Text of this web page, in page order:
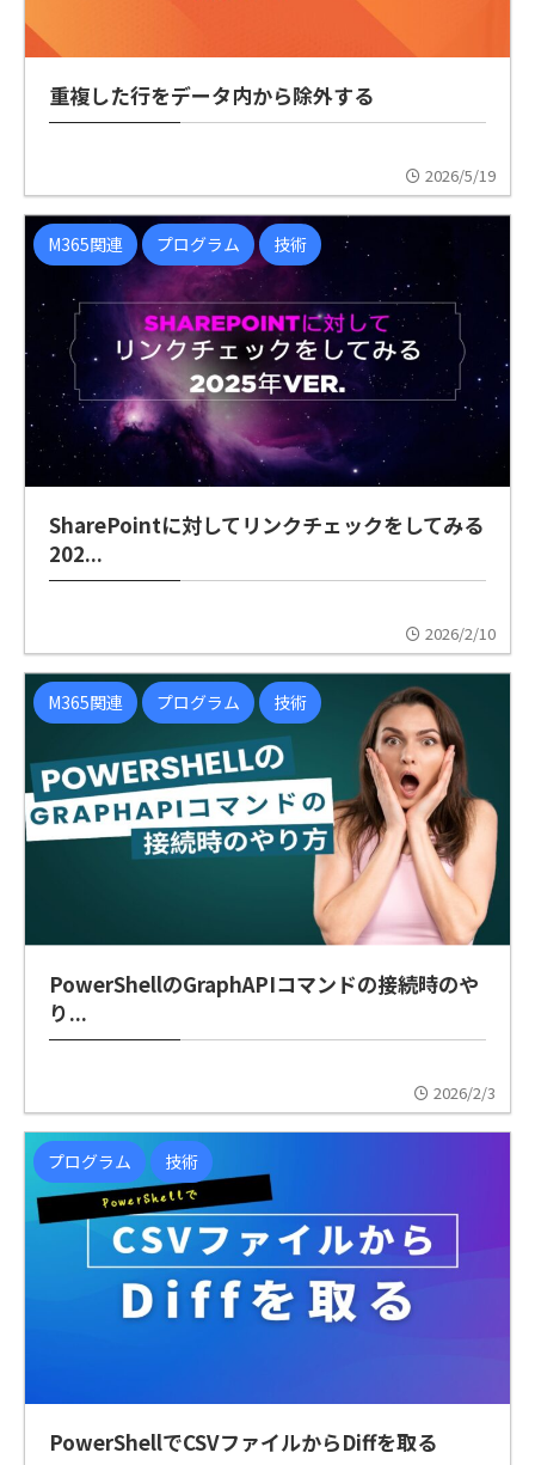
重複した行をデータ内から除外する
2026/5/19
M365関連 プログラム 技術
SharePointに対してリンクチェックをしてみる
202...
2026/2/10
M365関連 プログラム 技術
PowerShellのGraphAPIコマンドの接続時のや
り...
2026/2/3
プログラム 技術
PowerShellでCSVファイルからDiffを取る